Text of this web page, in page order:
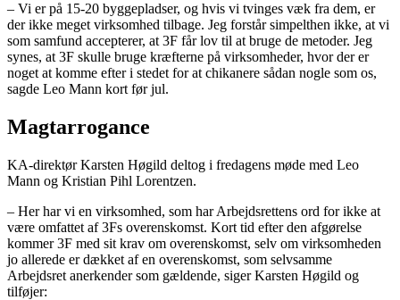
– Vi er på 15-20 byggepladser, og hvis vi tvinges væk fra dem, er
der ikke meget virksomhed tilbage. Jeg forstår simpelthen ikke, at vi
som samfund accepterer, at 3F får lov til at bruge de metoder. Jeg
synes, at 3F skulle bruge kræfterne på virksomheder, hvor der er
noget at komme efter i stedet for at chikanere sådan nogle som os,
sagde Leo Mann kort før jul.
Magtarrogance
KA-direktør Karsten Høgild deltog i fredagens møde med Leo
Mann og Kristian Pihl Lorentzen.
– Her har vi en virksomhed, som har Arbejdsrettens ord for ikke at
være omfattet af 3Fs overenskomst. Kort tid efter den afgørelse
kommer 3F med sit krav om overenskomst, selv om virksomheden
jo allerede er dækket af en overenskomst, som selvsamme
Arbejdsret anerkender som gældende, siger Karsten Høgild og
tilføjer: